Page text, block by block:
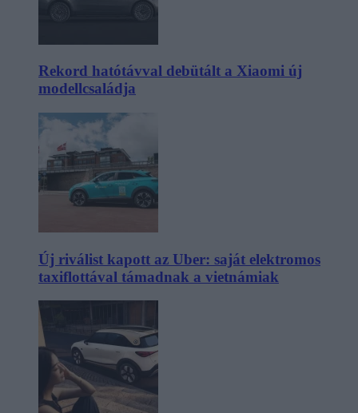
Rekord hatótávval debütált a Xiaomi új
modellcsaládja
Új riválist kapott az Uber: saját elektromos
taxiflottával támadnak a vietnámiak